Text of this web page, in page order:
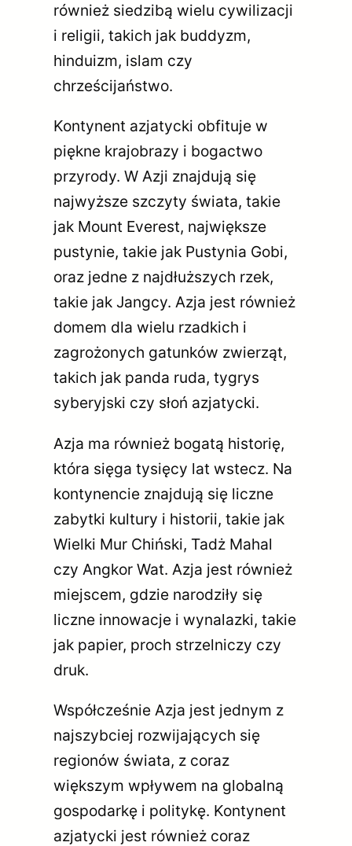
również siedzibą wielu cywilizacji
i religii, takich jak buddyzm,
hinduizm, islam czy
chrześcijaństwo.
Kontynent azjatycki obfituje w
piękne krajobrazy i bogactwo
przyrody. W Azji znajdują się
najwyższe szczyty świata, takie
jak Mount Everest, największe
pustynie, takie jak Pustynia Gobi,
oraz jedne z najdłuższych rzek,
takie jak Jangcy. Azja jest również
domem dla wielu rzadkich i
zagrożonych gatunków zwierząt,
takich jak panda ruda, tygrys
syberyjski czy słoń azjatycki.
Azja ma również bogatą historię,
która sięga tysięcy lat wstecz. Na
kontynencie znajdują się liczne
zabytki kultury i historii, takie jak
Wielki Mur Chiński, Tadż Mahal
czy Angkor Wat. Azja jest również
miejscem, gdzie narodziły się
liczne innowacje i wynalazki, takie
jak papier, proch strzelniczy czy
druk.
Współcześnie Azja jest jednym z
najszybciej rozwijających się
regionów świata, z coraz
większym wpływem na globalną
gospodarkę i politykę. Kontynent
azjatycki jest również coraz